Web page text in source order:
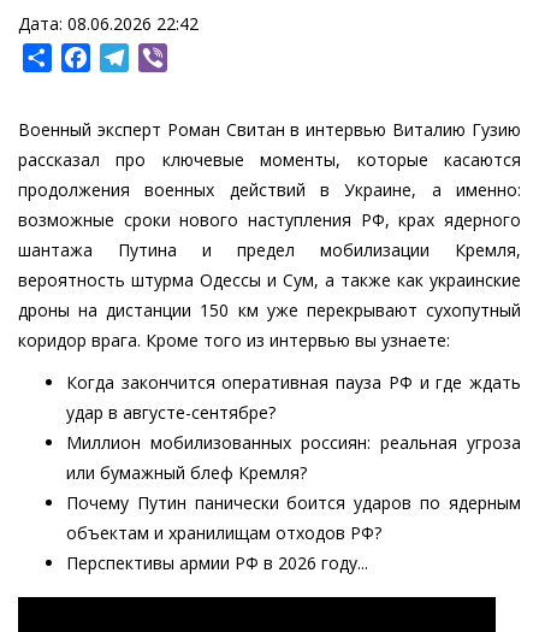
Дата: 08.06.2026 22:42
ShareFacebookTelegram
Военный эксперт Роман Свитан в интервью Виталию Гузию
рассказал про ключевые моменты, которые касаются
продолжения военных действий в Украине, а именно:
возможные сроки нового наступления РФ, крах ядерного
шантажа Путина и предел мобилизации Кремля,
вероятность штурма Одессы и Сум, а также как украинские
дроны на дистанции 150 км уже перекрывают сухопутный
коридор врага. Кроме того из интервью вы узнаете:
Когда закончится оперативная пауза РФ и где ждать
удар в августе-сентябре?
Миллион мобилизованных россиян: реальная угроза
или бумажный блеф Кремля?
Почему Путин панически боится ударов по ядерным
объектам и хранилищам отходов РФ?
Перспективы армии РФ в 2026 году...